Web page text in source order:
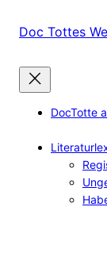
InhaltDoc Tottes
DocTotte